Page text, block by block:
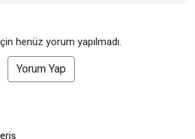
henüz yorum yapılmadı.
Yorum Yap